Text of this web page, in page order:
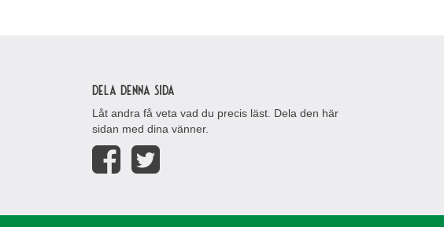
Dela denna sida
Låt andra få veta vad du precis läst. Dela den här
sidan med dina vänner.